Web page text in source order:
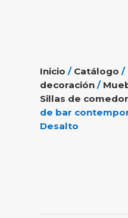
Inicio / Catálogo /
decoración /
Sillas de
de bar
Desalto